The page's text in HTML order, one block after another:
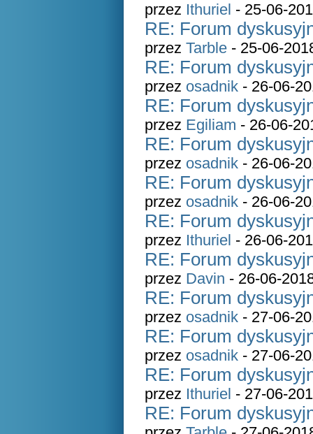
przez Ithuriel - 25-06-
RE: Forum
przez Tarble - 25-06-
RE: Forum
przez osadnik - 26-06-
RE: Forum
przez Egiliam - 26-06-
RE: Forum
przez osadnik - 26-06-
RE: Forum
przez osadnik - 26-06-
RE: Forum
przez Ithuriel - 26-06-
RE: Forum
przez Davin - 26-06-
RE: Forum
przez osadnik - 27-06-
RE: Forum
przez osadnik - 27-06-
RE: Forum
przez Ithuriel - 27-06-
RE: Forum